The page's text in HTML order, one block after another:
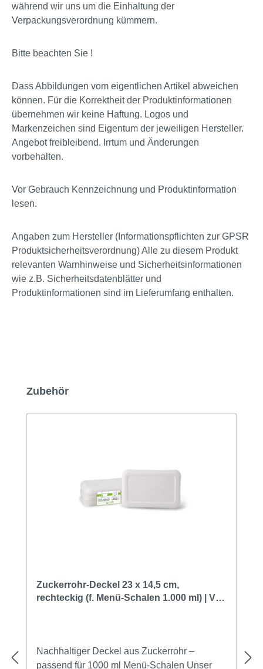
während wir uns um die Einhaltung der
Verpackungsverordnung kümmern.
Bitte beachten Sie !
Dass Abbildungen vom eigentlichen Artikel abweichen
können. Für die Korrektheit der Produktinformationen
übernehmen wir keine Haftung. Logos und
Markenzeichen sind Eigentum der jeweiligen Hersteller.
Angebot freibleibend. Irrtum und Änderungen
vorbehalten.
Vor Gebrauch Kennzeichnung und Produktinformation
lesen.
Angaben zum Hersteller (Informationspflichten zur GPSR
Produktsicherheitsverordnung) Alle zu diesem Produkt
relevanten Warnhinweise und Sicherheitsinformationen
wie z.B. Sicherheitsdatenblätter und
Produktinformationen sind im Lieferumfang enthalten.
Produktgalerie überspringen
Zubehör
Zuckerrohr-Deckel 23 x 14,5 cm,
rechteckig (f. Menü-Schalen 1.000 ml) | VE
Nachhaltiger Deckel aus Zuckerrohr –
passend für 1000 ml Menü-Schalen Unser